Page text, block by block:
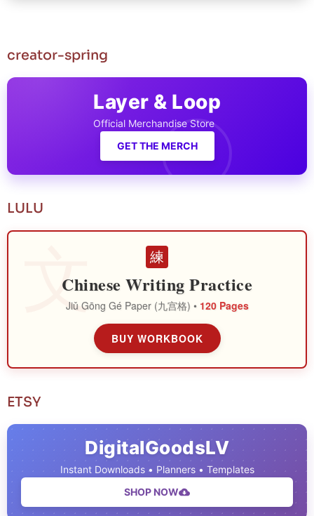
creator-spring
Layer & Loop
Official Merchandise Store
GET THE MERCH
LULU
練
Chinese Writing Practice
Jiǔ Gōng Gé Paper (九宫格) • 120 Pages
BUY WORKBOOK
ETSY
DigitalGoodsLV
Instant Downloads • Planners • Templates
SHOP NOW